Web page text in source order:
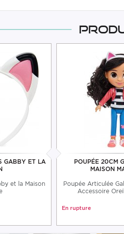
GABBY ET LA
et la Maison
POUPÉE 20CM
MAISON
Poupée Articulée
Accessoire
En rupture